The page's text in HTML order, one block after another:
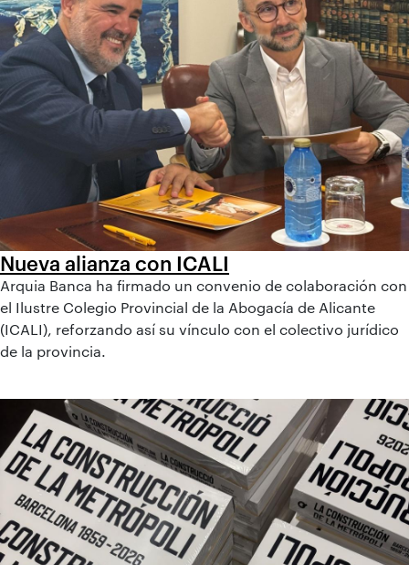
Nueva alianza con ICALI
Arquia Banca ha firmado un convenio de colaboración con
el Ilustre Colegio Provincial de la Abogacía de Alicante
(ICALI), reforzando así su vínculo con el colectivo jurídico
de la provincia.